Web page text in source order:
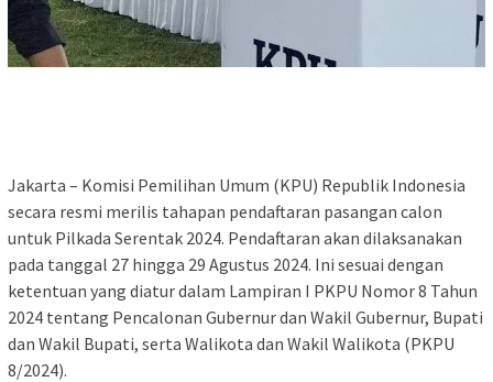
Jakarta – Komisi Pemilihan Umum (KPU) Republik Indonesia
secara resmi merilis tahapan pendaftaran pasangan calon
untuk Pilkada Serentak 2024. Pendaftaran akan dilaksanakan
pada tanggal 27 hingga 29 Agustus 2024. Ini sesuai dengan
ketentuan yang diatur dalam Lampiran I PKPU Nomor 8 Tahun
2024 tentang Pencalonan Gubernur dan Wakil Gubernur, Bupati
dan Wakil Bupati, serta Walikota dan Wakil Walikota (PKPU
8/2024).